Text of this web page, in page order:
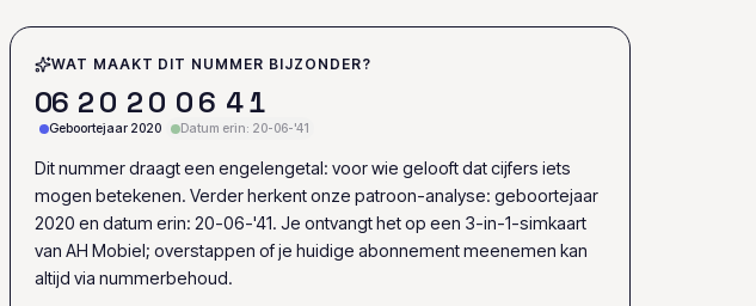
WAT MAAKT DIT NUMMER BIJZONDER?
06 20 20 06 41
Geboortejaar 2020 Datum erin: 20-06-'41
Dit nummer draagt een engelengetal: voor wie gelooft dat cijfers iets
mogen betekenen. Verder herkent onze patroon-analyse: geboortejaar
2020 en datum erin: 20-06-'41. Je ontvangt het op een 3-in-1-simkaart
van AH Mobiel; overstappen of je huidige abonnement meenemen kan
altijd via nummerbehoud.